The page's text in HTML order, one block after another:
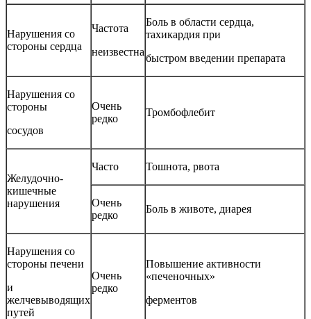
Нарушения со
стороны сердца
Частота
неизвестна
Боль в области сердца,
тахикардия при
быстром введении препарата
Нарушения со
стороны
сосудов
Очень
редко
Тромбофлебит
Желудочно-
кишечные
нарушения
Часто Тошнота, рвота
Очень
редко
Боль в животе, диарея
Нарушения со
стороны печени
и
желчевыводящих
путей
Очень
редко
Повышение активности
«печеночных»
ферментов